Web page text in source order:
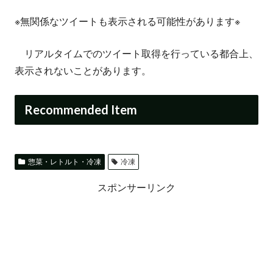
※無関係なツイートも表示される可能性があります※
リアルタイムでのツイート取得を行っている都合上、
表示されないことがあります。
Recommended Item
惣菜・レトルト・冷凍 冷凍
スポンサーリンク